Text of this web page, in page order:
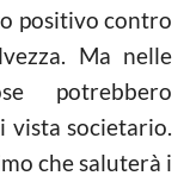
positivo contro
Ma nelle
potrebbero
vista societario.
che saluterà i